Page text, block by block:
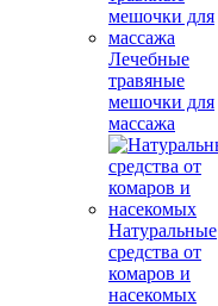
Лечебные
травяные
мешочки для
массажа
Натуральные
средства от
комаров и
насекомых